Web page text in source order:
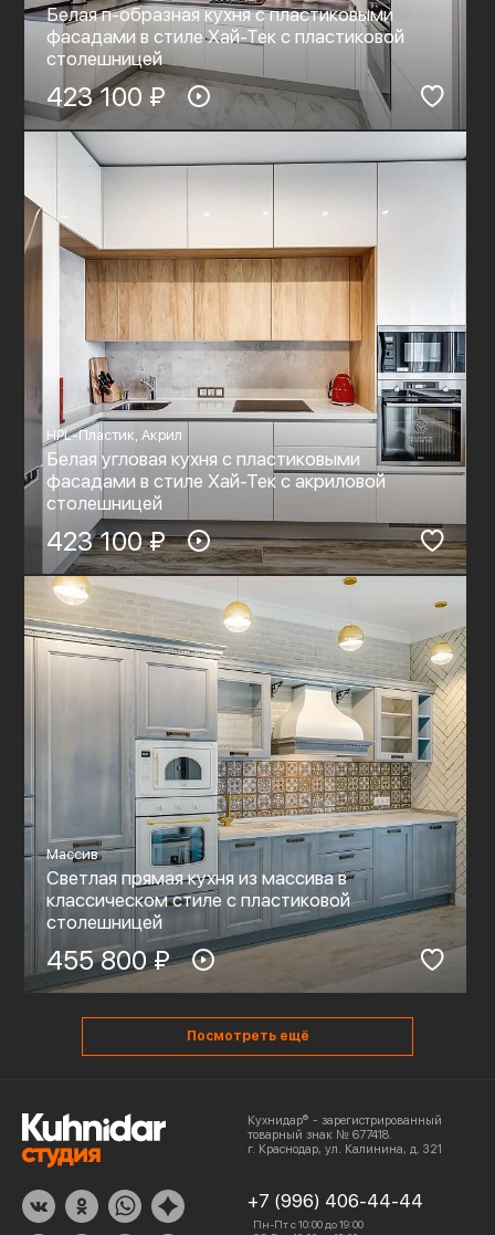
Белая п-образная кухня с пластиковыми
фасадами в стиле Хай-Тек с пластиковой
столешницей
423 100 ₽
HPL-Пластик, Акрил
Белая угловая кухня с пластиковыми
фасадами в стиле Хай-Тек c акриловой
столешницей
423 100 ₽
Массив
Светлая прямая кухня из массива в
классическом стиле с пластиковой
столешницей
455 800 ₽
Посмотреть ещё
Кухнидар® - зарегистрированный
товарный знак № 677418.
г. Краснодар, ул. Калинина, д. 321
+7 (996) 406-44-44
Пн-Пт с 10:00 до 19:00